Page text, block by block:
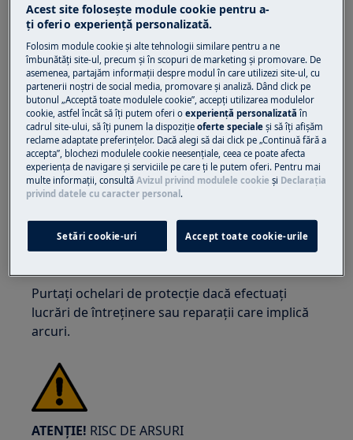
mutate de două persoane. Folosiți întotdeauna
mănuși de protecție și încălțăminte de
siguranță. Purtați permanent mănuși de
protecție pentru a vă feri de tăieturi provocate
de muchiile ascuțite.
ATENȚIE!RISC DE ACCIDENTARE A OCHILOR
Purtați ochelari de protecție dacă efectuați
lucrări de întreținere sau reparații care implică
arcuri.
ATENȚIE! RISC DE ARSURI
Acest site folosește module cookie pentru a-
ţi oferi o experienţă personalizată.
Folosim module cookie și alte tehnologii similare pentru a ne
îmbunătăţi site-ul, precum și în scopuri de marketing și promovare. De
asemenea, partajăm informaţii despre modul în care utilizezi site-ul, cu
partenerii noștri de social media, promovare și analiză. Dând click pe
butonul „Acceptă toate modulele cookie”, accepţi utilizarea modulelor
cookie, astfel încât să îţi putem oferi oexperienţă personalizată în
cadrul site-ului, să îţi punem la dispoziţieoferte speciale și să îţi afișăm
reclame adaptate preferinţelor. Dacă alegi să dai click pe „Continuă fără a
accepta”, blochezi modulele cookie neesenţiale, ceea ce poate afecta
experienţa de navigare și serviciile pe care ţi le putem oferi. Pentru mai
multe informaţii, consultăAvizul privind modulele cookie și Declaraţia
privind datele cu caracter personal.
Setări cookie-uri Accept toate cookie-urile